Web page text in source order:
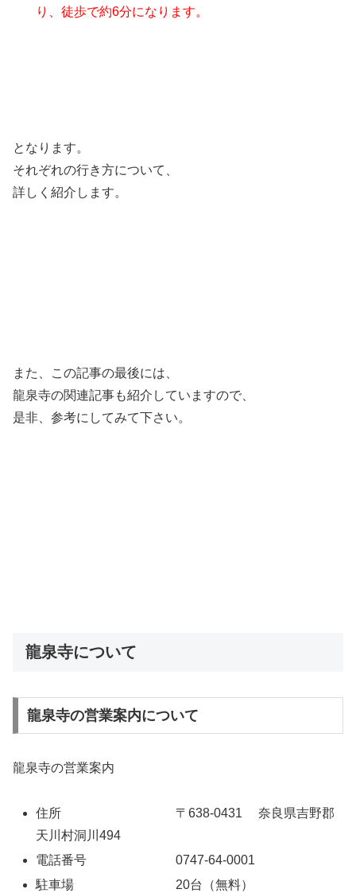
り、徒歩で約6分になります。
となります。
それぞれの行き方について、
詳しく紹介します。
また、この記事の最後には、
龍泉寺の関連記事も紹介していますので、
是非、参考にしてみて下さい。
龍泉寺について
龍泉寺の営業案内について
龍泉寺の営業案内
住所 〒638-0431 奈良県吉野郡
天川村洞川494
電話番号 0747-64-0001
駐車場 20台（無料）